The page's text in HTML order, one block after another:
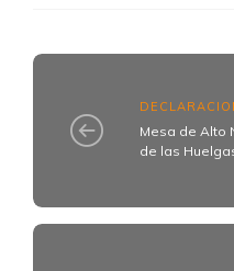
Mesa de Alto
de las